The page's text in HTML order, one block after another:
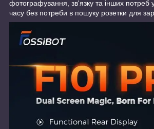
фотографування, зв'язку та інших потреб
часу без потреби в пошуку розетки для